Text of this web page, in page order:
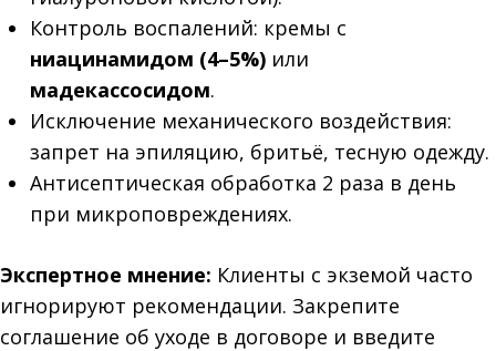
Контроль воспалений: кремы с
ниацинамидом (4–5%) или
мадекассосидом.
Исключение механического воздействия:
запрет на эпиляцию, бритьё, тесную одежду.
Антисептическая обработка 2 раза в день
при микроповреждениях.
Экспертное мнение: Клиенты с экземой часто
игнорируют рекомендации. Закрепите
соглашение об уходе в договоре и введите